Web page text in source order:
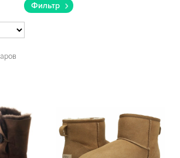
Фильтр